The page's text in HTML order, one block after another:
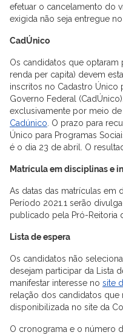
efetuar o cancelamento do
exigida não seja entregue
CadÚnico
Os candidatos que optaram
renda per capita) devem
inscritos no Cadastro Único
Governo Federal
exclusivamente por meio
Cadúnico . O prazo para
Único para Programas
é o dia 23 de abril. O
Matrícula em disciplinas e
As datas das matrículas em
Período 2021.1 serão
publicado pela Pró-Reitoria
Lista de espera
Os candidatos não
desejam participar da Lista
manifestar interesse no site
relação dos candidatos que
disponibilizada no site da
O cronograma e o número